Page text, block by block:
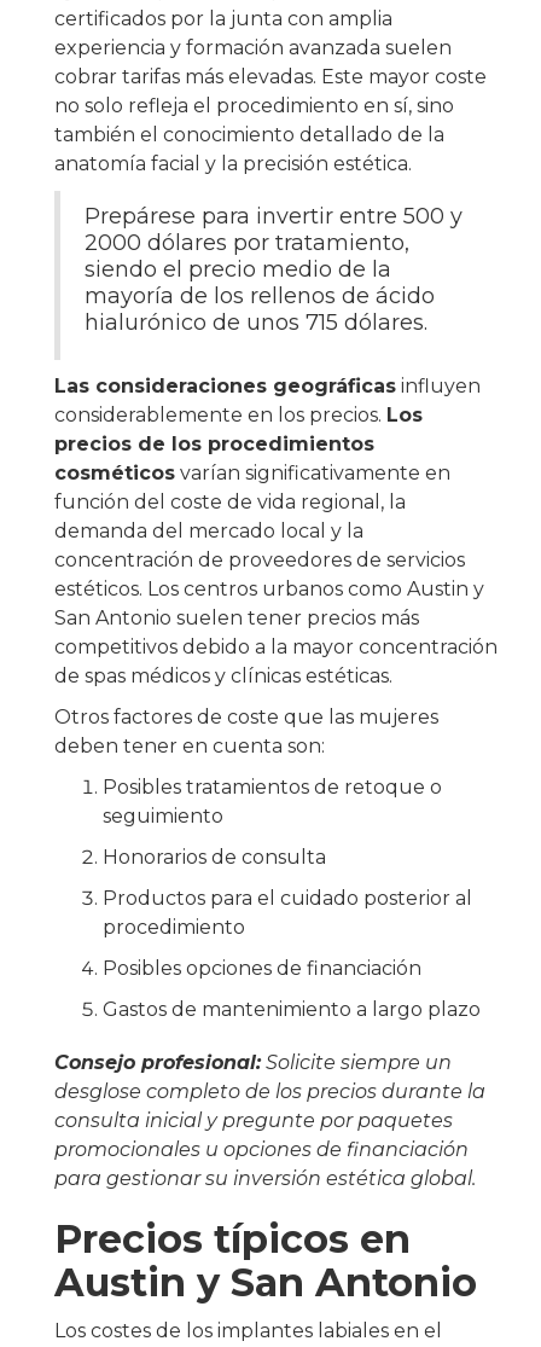
certificados por la junta con amplia
experiencia y formación avanzada suelen
cobrar tarifas más elevadas. Este mayor coste
no solo refleja el procedimiento en sí, sino
también el conocimiento detallado de la
anatomía facial y la precisión estética.
Prepárese para invertir entre 500 y
2000 dólares por tratamiento,
siendo el precio medio de la
mayoría de los rellenos de ácido
hialurónico de unos 715 dólares.
Las consideraciones geográficas influyen
considerablemente en los precios. Los
precios de los procedimientos
cosméticos varían significativamente en
función del coste de vida regional, la
demanda del mercado local y la
concentración de proveedores de servicios
estéticos. Los centros urbanos como Austin y
San Antonio suelen tener precios más
competitivos debido a la mayor concentración
de spas médicos y clínicas estéticas.
Otros factores de coste que las mujeres
deben tener en cuenta son:
Posibles tratamientos de retoque o
seguimiento
Honorarios de consulta
Productos para el cuidado posterior al
procedimiento
Posibles opciones de financiación
Gastos de mantenimiento a largo plazo
Consejo profesional: Solicite siempre un
desglose completo de los precios durante la
consulta inicial y pregunte por paquetes
promocionales u opciones de financiación
para gestionar su inversión estética global.
Precios típicos en
Austin y San Antonio
Los costes de los implantes labiales en el